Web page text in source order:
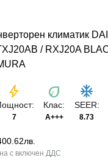
климатик
/ RXJ20A
bolt
7
eco
Клас:
A+++
ac_unit
SEER:
8.73
лв.